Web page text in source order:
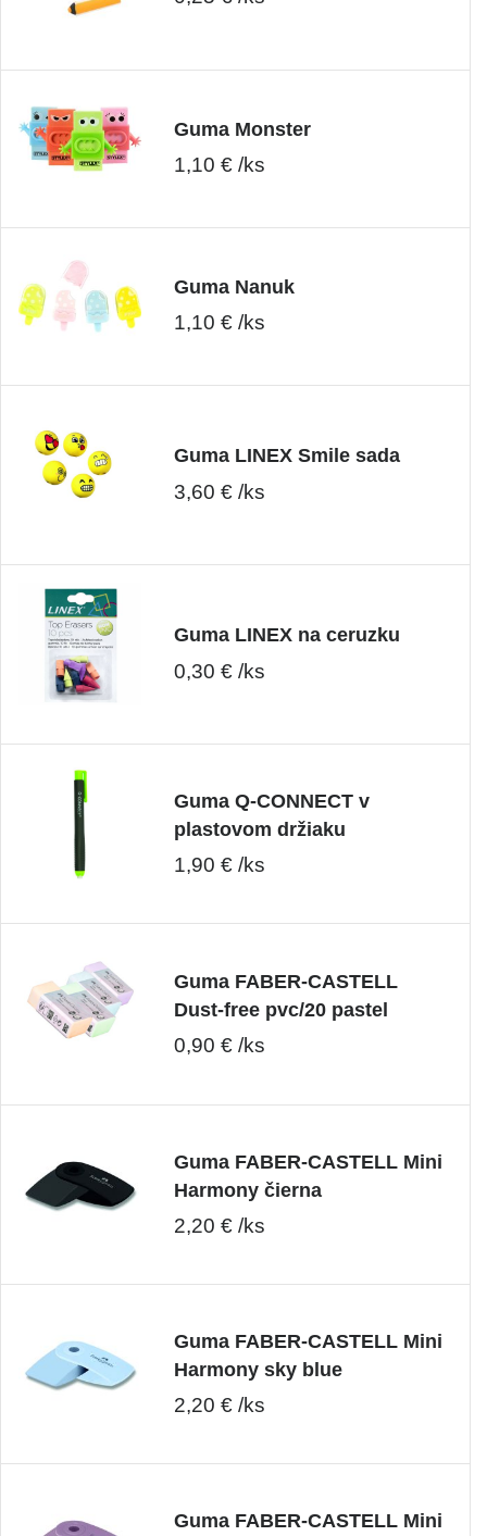
Guma Monster
1,10 € /ks
Guma Nanuk
1,10 € /ks
Guma LINEX Smile sada
3,60 € /ks
Guma LINEX na ceruzku
0,30 € /ks
Guma Q-CONNECT v
plastovom držiaku
1,90 € /ks
Guma FABER-CASTELL
Dust-free pvc/20 pastel
0,90 € /ks
Guma FABER-CASTELL Mini
Harmony čierna
2,20 € /ks
Guma FABER-CASTELL Mini
Harmony sky blue
2,20 € /ks
Guma FABER-CASTELL Mini